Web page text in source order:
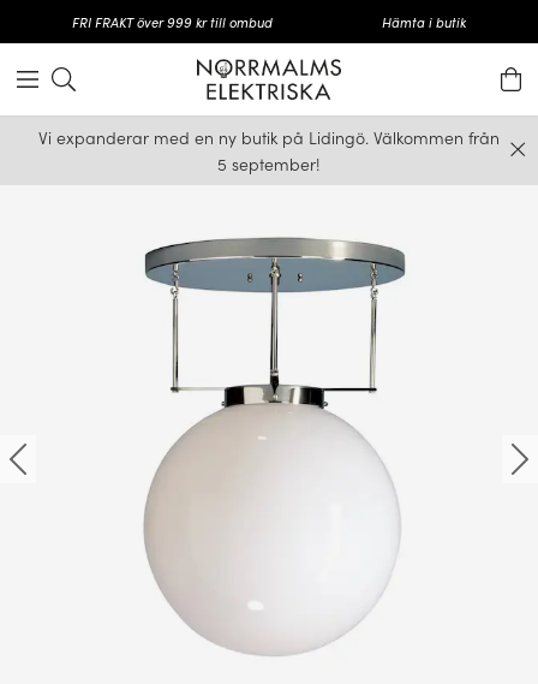
FRI FRAKT över 999 kr till ombud Hämta i butik
Vi expanderar med en ny butik på Lidingö. Välkommen från
5 september!